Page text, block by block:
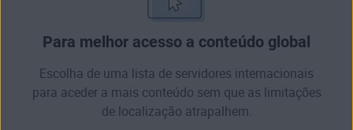
Para melhor acesso a conteúdo global
Escolha de uma lista de servidores internacionais
para aceder a mais conteúdo sem que as limitações
de localização atrapalhem.